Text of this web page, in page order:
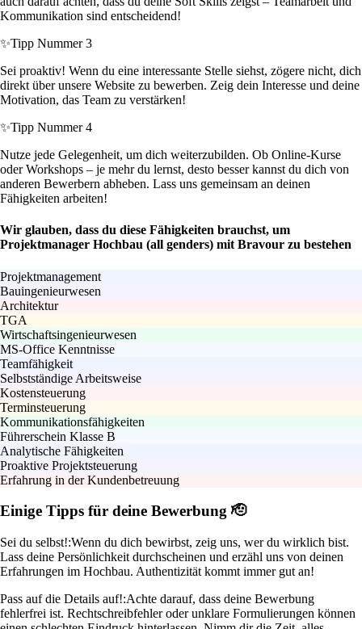
Kommunikation sind entscheidend!
✨Tipp Nummer 3
Sei proaktiv! Wenn du eine interessante Stelle siehst, zögere nicht, dich
direkt über unsere Website zu bewerben. Zeig dein Interesse und deine
Motivation, das Team zu verstärken!
✨Tipp Nummer 4
Nutze jede Gelegenheit, um dich weiterzubilden. Ob Online-Kurse
oder Workshops – je mehr du lernst, desto besser kannst du dich von
anderen Bewerbern abheben. Lass uns gemeinsam an deinen
Fähigkeiten arbeiten!
Wir glauben, dass du diese Fähigkeiten brauchst, um
Projektmanager Hochbau (all genders) mit Bravour zu bestehen
Projektmanagement
Bauingenieurwesen
Architektur
TGA
Wirtschaftsingenieurwesen
MS-Office Kenntnisse
Teamfähigkeit
Selbstständige Arbeitsweise
Kostensteuerung
Terminsteuerung
Kommunikationsfähigkeiten
Führerschein Klasse B
Analytische Fähigkeiten
Proaktive Projektsteuerung
Erfahrung in der Kundenbetreuung
Einige Tipps für deine Bewerbung 🫡
Sei du selbst!:Wenn du dich bewirbst, zeig uns, wer du wirklich bist.
Lass deine Persönlichkeit durchscheinen und erzähl uns von deinen
Erfahrungen im Hochbau. Authentizität kommt immer gut an!
Pass auf die Details auf!:Achte darauf, dass deine Bewerbung
fehlerfrei ist. Rechtschreibfehler oder unklare Formulierungen können